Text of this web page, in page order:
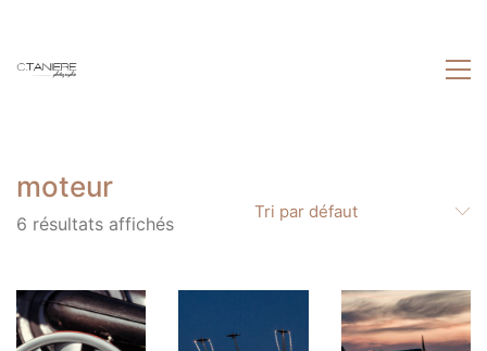
moteur
6 résultats affichés
Tri par défaut